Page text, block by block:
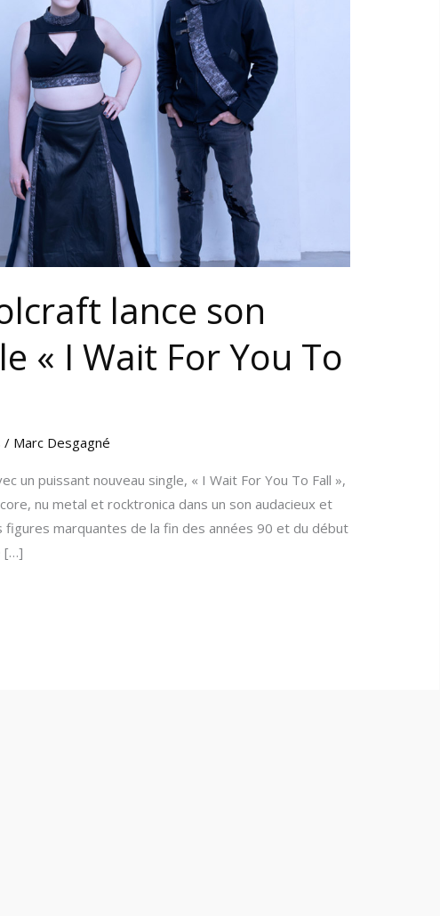
lance son
« I Wait For You To
/ Marc Desgagné
un puissant nouveau single, « I Wait For You To Fall »,
nu metal et rocktronica dans un son audacieux et
marquantes de la fin des années 90 et du début
[…]